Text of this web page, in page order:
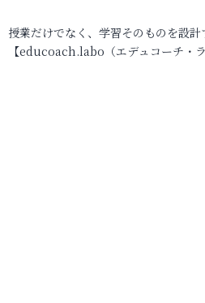
授業だけでなく、学習そのものを設
【educoach.labo（エデュコーチ・